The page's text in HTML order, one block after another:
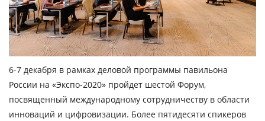
6-7 декабря в рамках деловой программы павильона
России на «Экспо-2020» пройдет шестой Форум,
посвященный международному сотрудничеству в области
инноваций и цифровизации. Более пятидесяти спикеров